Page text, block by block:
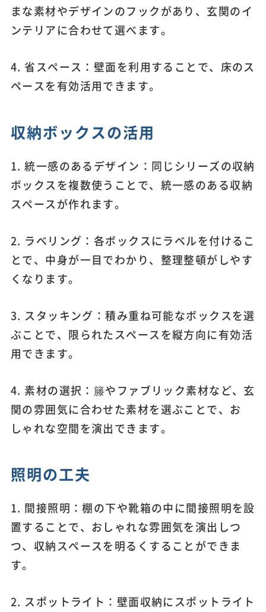
まな素材やデザインのフックがあり、玄関のイ
ンテリアに合わせて選べます。
4. 省スペース：壁面を利用することで、床のス
ペースを有効活用できます。
収納ボックスの活用
1. 統一感のあるデザイン：同じシリーズの収納
ボックスを複数使うことで、統一感のある収納
スペースが作れます。
2. ラベリング：各ボックスにラベルを付けるこ
とで、中身が一目でわかり、整理整頓がしやす
くなります。
3. スタッキング：積み重ね可能なボックスを選
ぶことで、限られたスペースを縦方向に有効活
用できます。
4. 素材の選択：籐やファブリック素材など、玄
関の雰囲気に合わせた素材を選ぶことで、お
しゃれな空間を演出できます。
照明の工夫
1. 間接照明：棚の下や靴箱の中に間接照明を設
置することで、おしゃれな雰囲気を演出しつ
つ、収納スペースを明るくすることができま
す。
2. スポットライト：壁面収納にスポットライト